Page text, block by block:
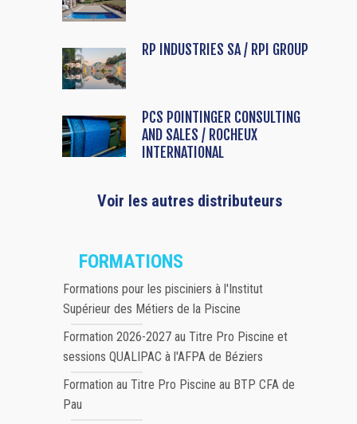
RP INDUSTRIES SA / RPI GROUP
PCS POINTINGER CONSULTING
AND SALES / ROCHEUX
INTERNATIONAL
Voir les autres distributeurs
FORMATIONS
Formations pour les pisciniers à l'Institut
Supérieur des Métiers de la Piscine
Formation 2026-2027 au Titre Pro Piscine et
sessions QUALIPAC à l'AFPA de Béziers
Formation au Titre Pro Piscine au BTP CFA de
Pau